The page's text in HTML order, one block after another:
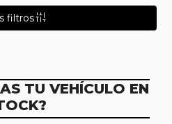
filtrosinstant_mix
TU VEHÍCULO EN